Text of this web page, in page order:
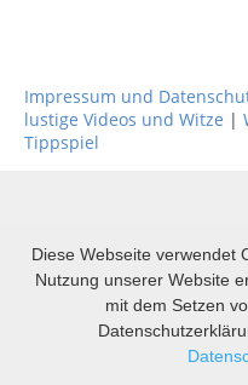
Impressum und
lustige Videos und Witze |
Tippspiel
Diese Webseite verwendet
Nutzung unserer Website
mit dem Setzen